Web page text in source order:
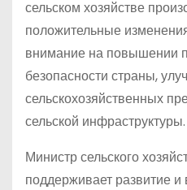
сельском хозяйстве
положительные
внимание на повышении
безопасности страны,
сельскохозяйственных
сельской инфраструктуры.
Министр сельского
поддерживает развитие